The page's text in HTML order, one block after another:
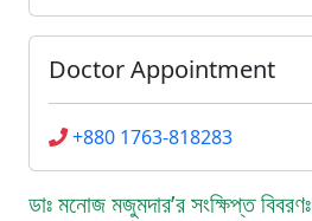
Doctor Appointment
+880 1763-818283
ডাঃ মনোজ মজুমদার’র সংক্ষিপ্ত বিবরণঃ